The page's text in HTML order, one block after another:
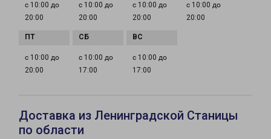
с 10:00 до
20:00
с 10:00 до
20:00
с 10:00 до
20:00
с 10:00 до
20:00
с 10:00 до
20:00
с 10:00 до
17:00
с 10:00 до
17:00
Доставка из Ленинградской Станицы
по области